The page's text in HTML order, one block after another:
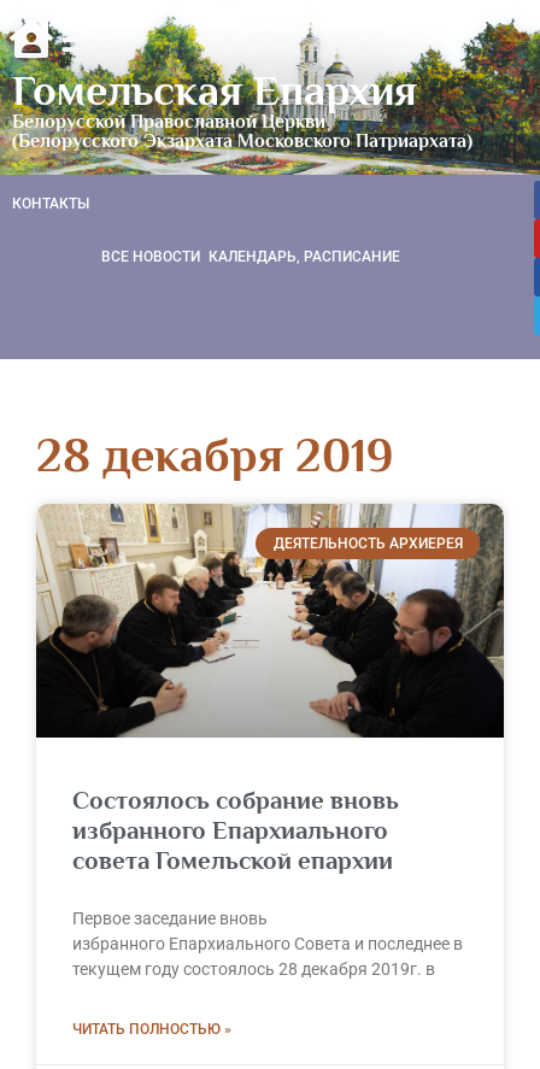
Гомельская Епархия
Белорусской Православной Церкви
(Белорусского Экзархата Московского Патриархата)
КОНТАКТЫ
ВСЕ НОВОСТИ КАЛЕНДАРЬ, РАСПИСАНИЕ
28 декабря 2019
ДЕЯТЕЛЬНОСТЬ АРХИЕРЕЯ
Состоялось собрание вновь
избранного Епархиального
совета Гомельской епархии
Первое заседание вновь
избранного Епархиального Совета и последнее в
текущем году состоялось 28 декабря 2019г. в
ЧИТАТЬ ПОЛНОСТЬЮ »